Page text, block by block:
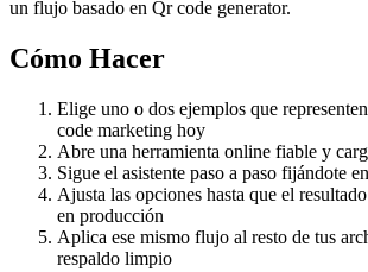
un flujo basado en Qr code generator.
Cómo Hacer
Elige uno o dos ejemplos que
code marketing hoy
Abre una herramienta online fiable y
Sigue el asistente paso a paso fijándote
Ajusta las opciones hasta que el
en producción
Aplica ese mismo flujo al resto de tus
respaldo limpio